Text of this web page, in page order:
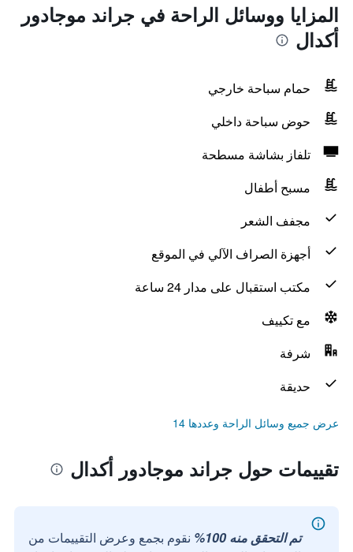
المزايا ووسائل الراحة في جراند موجادور
أكدال
حمام سباحة خارجي
حوض سباحة داخلي
تلفاز بشاشة مسطحة
مسبح أطفال
مجفف الشعر
أجهزة الصراف الآلي في الموقع
مكتب استقبال على مدار 24 ساعة
مع تكييف
شرفة
حديقة
عرض جميع وسائل الراحة وعددها 14
تقييمات حول جراند موجادور أكدال
تم التحقق منه 100%
نقوم بجمع وعرض التقييمات من